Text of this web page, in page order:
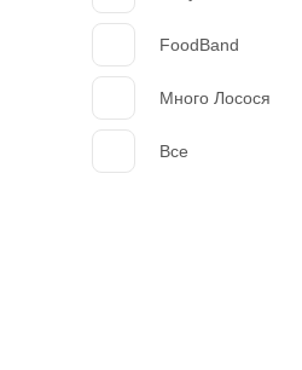
FoodBand
Много Лосося
Все